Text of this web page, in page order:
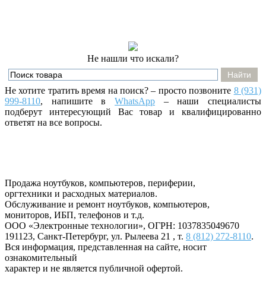
Не нашли что искали?
Не хотите тратить время на поиск? – просто позвоните 8 (931)
999-8110, напишитевWhatsApp – наши специалисты
подберут интересующий Вас товар и квалифицированно
ответят на все вопросы.
Продажа ноутбуков, компьютеров, периферии,
оргтехники и расходных материалов.
Обслуживание и ремонт ноутбуков, компьютеров,
мониторов, ИБП, телефонов и т.д.
ООО «Электронные технологии», ОГРН: 1037835049670
191123, Санкт-Петербург, ул. Рылеева 21 , т. 8 (812) 272-8110.
Вся информация, представленная на сайте, носит
ознакомительный
характер и не является публичной офертой.